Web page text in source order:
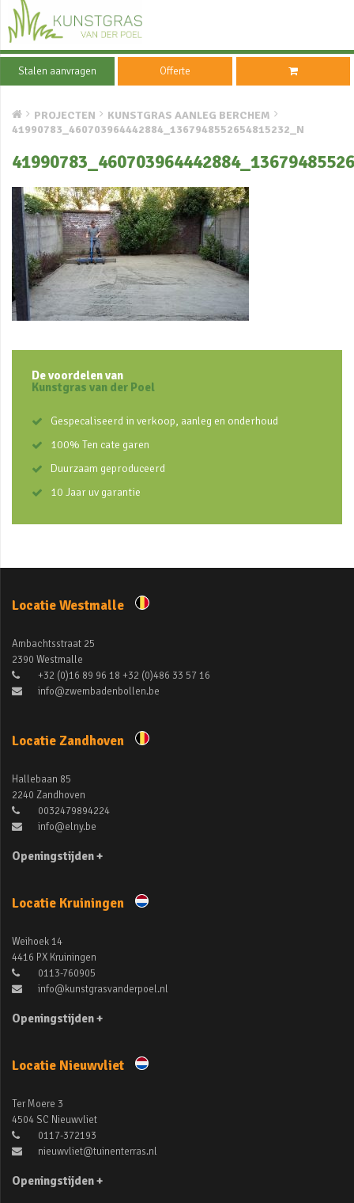
Stalen aanvragen Offerte
PROJECTEN
KUNSTGRAS AANLEG BERCHEM
41990783_460703964442884_1367948552654815232_N
De voordelen van
Kunstgras van der Poel
Gespecaliseerd in verkoop, aanleg en onderhoud
100% Ten cate garen
Duurzaam geproduceerd
10 Jaar uv garantie
Locatie Westmalle
Ambachtsstraat 25
2390 Westmalle
+32 (0)16 89 96 18 +32 (0)486 33 57 16
info@zwembadenbollen.be
Locatie Zandhoven
Hallebaan 85
2240 Zandhoven
0032479894224
info@elny.be
Openingstijden +
Locatie Kruiningen
Weihoek 14
4416 PX Kruiningen
0113-760905
info@kunstgrasvanderpoel.nl
Openingstijden +
Locatie Nieuwvliet
Ter Moere 3
4504 SC Nieuwvliet
0117-372193
nieuwvliet@tuinenterras.nl
Openingstijden +